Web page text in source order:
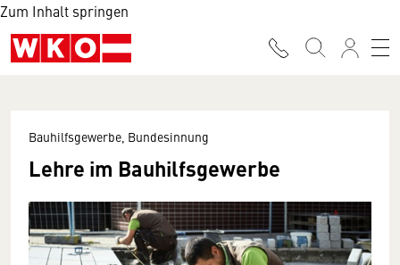
Zum Inhalt springen
Bauhilfsgewerbe, Bundesinnung
Lehre im Bauhilfsgewerbe